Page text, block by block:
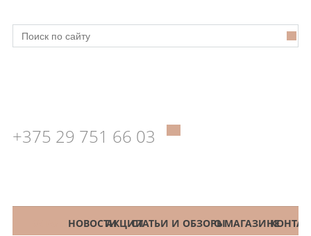
+375 29 751 66 03
КАТАЛОГНОВОСТИАКЦИИСТАТЬИ И ОБЗОРЫО МАГАЗИНЕ